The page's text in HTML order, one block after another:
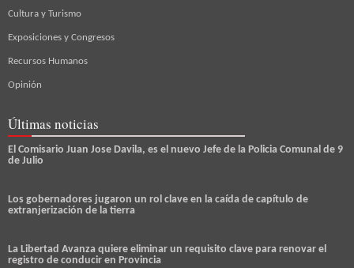
Cultura y Turismo
Exposiciones y Congresos
Recursos Humanos
Opinión
Últimas noticias
El Comisario Juan Jose Davila, es el nuevo Jefe de la Policia Comunal de 9
de Julio
Los gobernadores jugaron un rol clave en la caída de capítulo de
extranjerización de la tierra
La Libertad Avanza quiere eliminar un requisito clave para renovar el
registro de conducir en Provincia